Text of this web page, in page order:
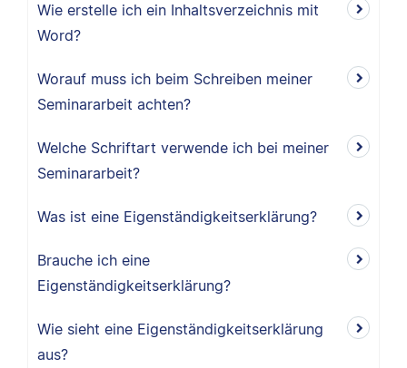
Wie erstelle ich ein Inhaltsverzeichnis mit
Word?
Worauf muss ich beim Schreiben meiner
Seminararbeit achten?
Welche Schriftart verwende ich bei meiner
Seminararbeit?
Was ist eine Eigenständigkeitserklärung?
Brauche ich eine
Eigenständigkeitserklärung?
Wie sieht eine Eigenständigkeitserklärung
aus?